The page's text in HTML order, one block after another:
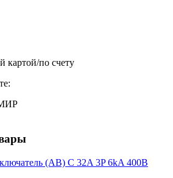
картой/по счету